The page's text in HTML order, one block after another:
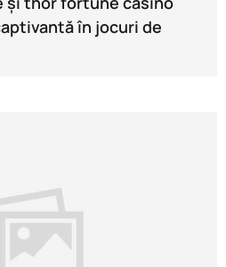
în jocuri de